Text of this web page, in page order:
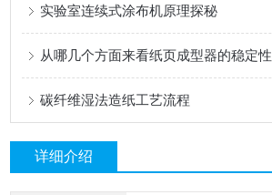
实验室连续式涂布机原理探秘
从哪几个方面来看纸页成型器的稳定性
碳纤维湿法造纸工艺流程
详细介绍